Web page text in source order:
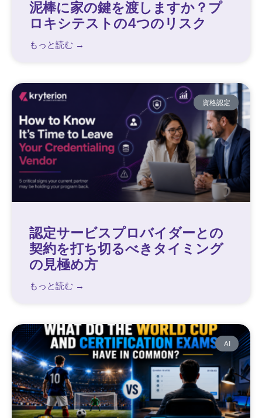
泥棒に家の鍵を渡しますか？プ
ロキシテストの4つのリスク
もっと読む →
資格認定
認定サービスプロバイダーとの
契約を打ち切るべきタイミング
の見極め方
もっと読む →
AI